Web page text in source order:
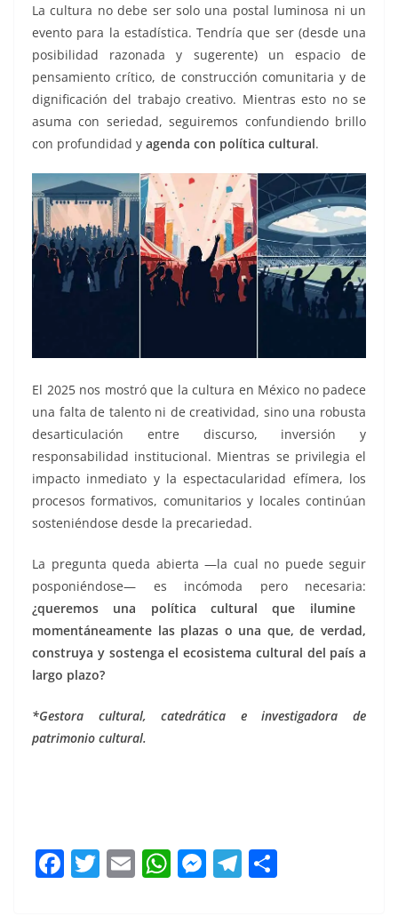
La cultura no debe ser solo una postal luminosa ni un
evento para la estadística. Tendría que ser (desde una
posibilidad razonada y sugerente) un espacio de
pensamiento crítico, de construcción comunitaria y de
dignificación del trabajo creativo. Mientras esto no se
asuma con seriedad, seguiremos confundiendo brillo
con profundidad y agenda con política cultural.
El 2025 nos mostró que la cultura en México no padece
una falta de talento ni de creatividad, sino una robusta
desarticulación entre discurso, inversión y
responsabilidad institucional. Mientras se privilegia el
impacto inmediato y la espectacularidad efímera, los
procesos formativos, comunitarios y locales continúan
sosteniéndose desde la precariedad.
La pregunta queda abierta —la cual no puede seguir
posponiéndose— es incómoda pero necesaria:
¿queremos una política cultural que ilumine
momentáneamente las plazas o una que, de verdad,
construya y sostenga el ecosistema cultural del país a
largo plazo?
*Gestora cultural, catedrática e investigadora de
patrimonio cultural.
F T E W M T